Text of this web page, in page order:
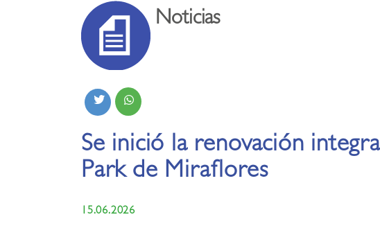
Noticias
Se inició la renovación
Park de Miraflores
15.06.2026